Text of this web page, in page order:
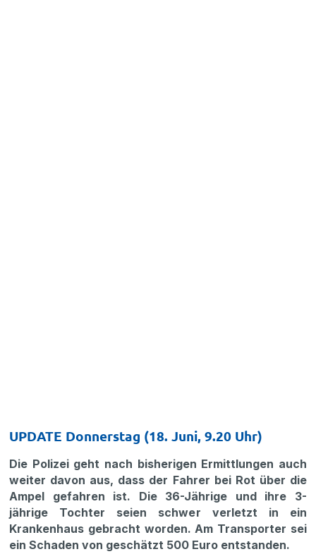
UPDATE Donnerstag (18. Juni, 9.20 Uhr)
Die Polizei geht nach bisherigen Ermittlungen auch
weiter davon aus, dass der Fahrer bei Rot über die
Ampel gefahren ist. Die 36-Jährige und ihre 3-
jährige Tochter seien schwer verletzt in ein
Krankenhaus gebracht worden. Am Transporter sei
ein Schaden von geschätzt 500 Euro entstanden.